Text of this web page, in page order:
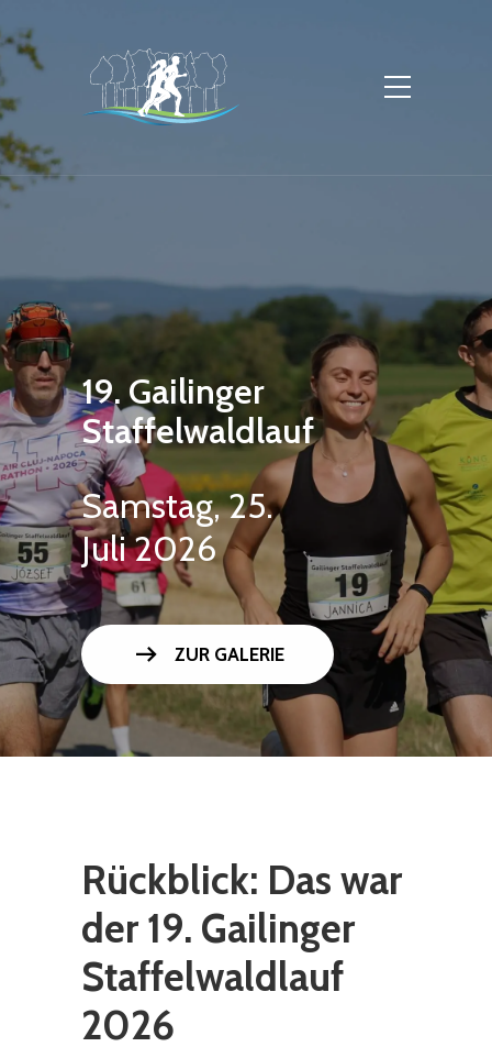
19. Gailinger
Staffelwaldlauf
Samstag, 25.
Juli 2026
arrow_right_alt ZUR GALERIE
Rückblick: Das war
der 19. Gailinger
Staffelwaldlauf
2026